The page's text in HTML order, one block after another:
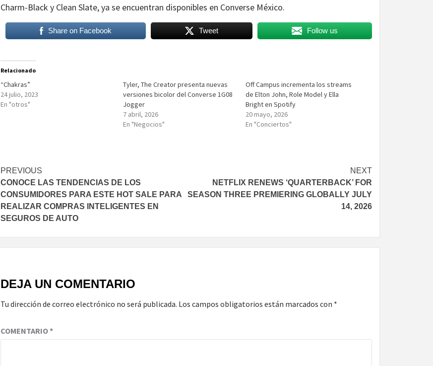
Charm-Black y Clean Slate, ya se encuentran disponibles en Converse México.
Share on Facebook Tweet Follow us
Relacionado
“Chakras”
24 julio, 2023
En "otros"
Tyler, The Creator presenta nuevas
versiones bicolor del Converse 1G08
Jogger
7 abril, 2026
En "Negocios"
Off Campus incrementa los streams
de Elton John, Role Model y Ella
Bright en Spotify
20 mayo, 2026
En "Conciertos"
Post
navigation
PREVIOUS
CONOCE LAS TENDENCIAS DE LOS
CONSUMIDORES PARA ESTE HOT SALE PARA
REALIZAR COMPRAS INTELIGENTES EN
SEGUROS DE AUTO
NEXT
NETFLIX RENEWS ‘QUARTERBACK’ FOR
SEASON THREE PREMIERING GLOBALLY JULY
14, 2026
DEJA UN COMENTARIO
Tu dirección de correo electrónico no será publicada. Los campos obligatorios están marcados con *
COMENTARIO*